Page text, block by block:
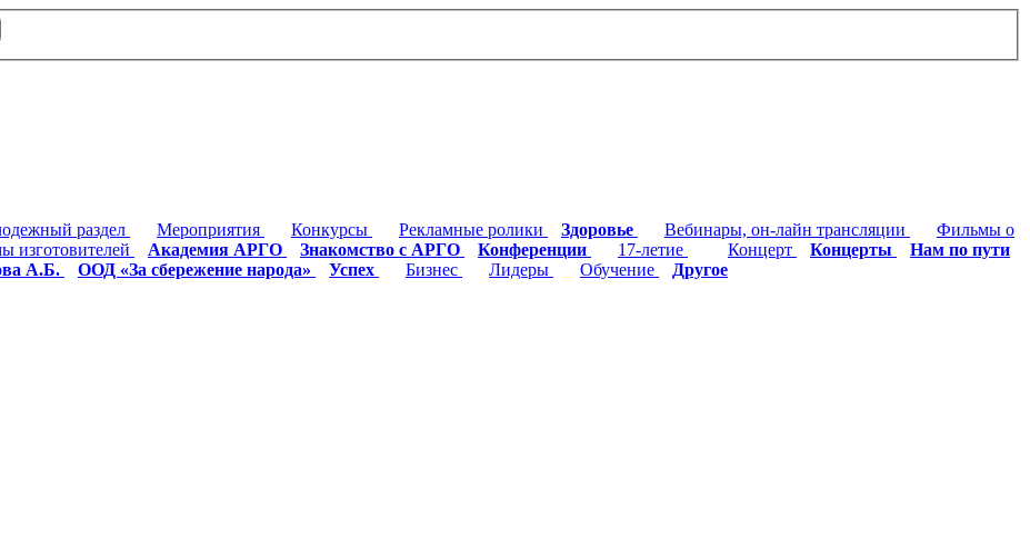
раздел Мероприятия Конкурсы Рекламные ролики Здоровье Вебинары, он-лайн трансляции
Фильмы о
изготовителей Академия АРГО Знакомство с АРГО Конференции 17-летие Концерт Концерты
Нам по пути
А.Б.
ООД «За сбережение народа» Успех Бизнес Лидеры Обучение Другое